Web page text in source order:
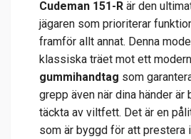
Cudeman 151-R är den
jägaren som prioriterar
framför allt annat. Denna
klassiska träet mot ett
gummihandtag som
grepp även när dina händer är
täckta av viltfett. Det är en
som är byggd för att prestera